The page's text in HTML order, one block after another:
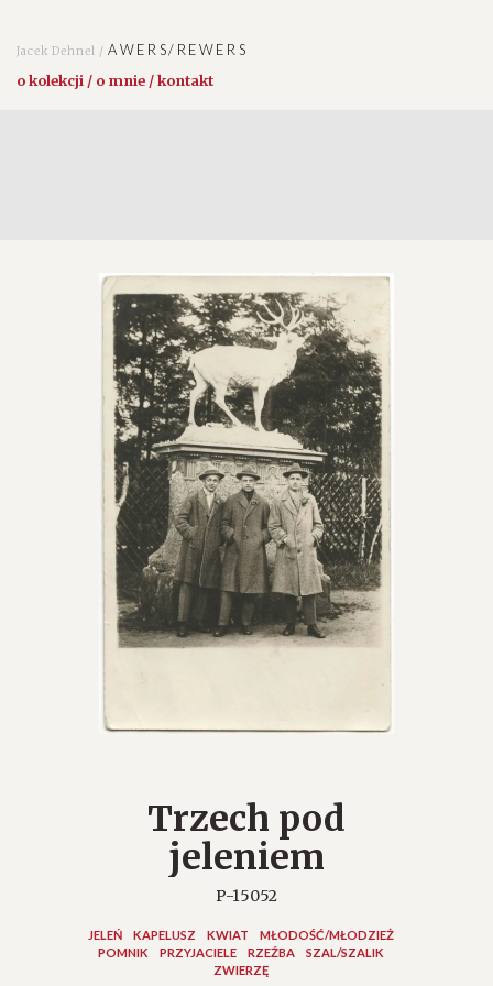
Jacek Dehnel /AWERS/REWERS
o kolekcji / o mnie / kontakt
Trzech pod
jeleniem
P-15052
JELEŃ KAPELUSZ KWIAT
MŁODOŚĆ/MŁODZIEŻ
POMNIK
PRZYJACIELE RZEŹBA
SZAL/SZALIK
ZWIERZĘ